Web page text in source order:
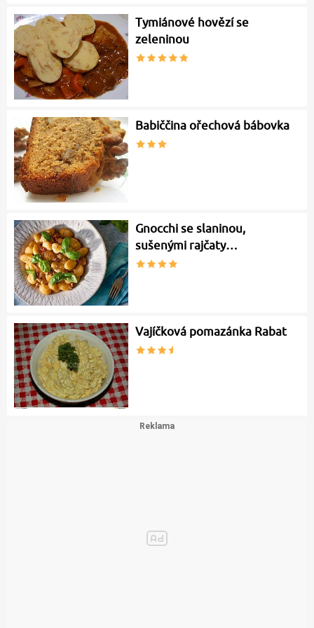
Tymiánové hovězí se
zeleninou
Babiččina ořechová bábovka
Gnocchi se slaninou,
sušenými rajčaty…
Vajíčková pomazánka Rabat